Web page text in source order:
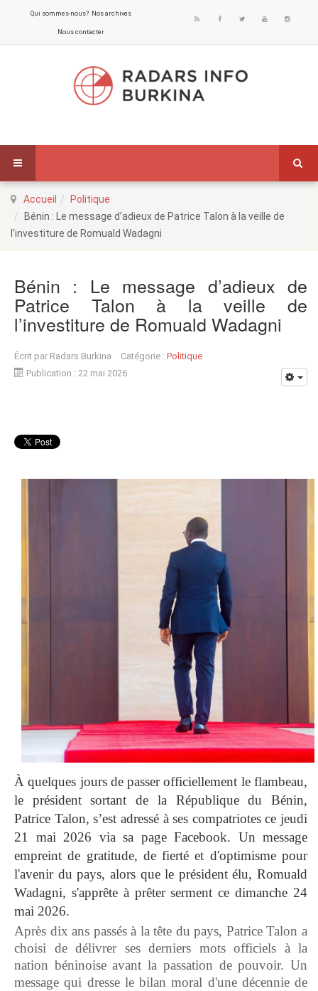
Qui sommes-nous? Nos archives
Nous contacter
Accueil
Politique
Bénin : Le message d’adieux de Patrice Talon à la veille de
l’investiture de Romuald Wadagni
Bénin : Le message d’adieux de
Patrice Talon à la veille de
l’investiture de Romuald Wadagni
Écrit par Radars Burkina Catégorie : Politique
Publication : 22 mai 2026
À quelques jours de passer officiellement le flambeau,
le président sortant de la République du Bénin,
Patrice Talon, s’est adressé à ses compatriotes ce jeudi
21 mai 2026 via sa page Facebook. Un message
empreint de gratitude, de fierté et d'optimisme pour
l'avenir du pays, alors que le président élu, Romuald
Wadagni, s'apprête à prêter serment ce dimanche 24
mai 2026.
Après dix ans passés à la tête du pays, Patrice Talon a
choisi de délivrer ses derniers mots officiels à la
nation béninoise avant la passation de pouvoir. Un
message qui dresse le bilan moral d'une décennie de